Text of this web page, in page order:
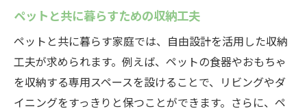
ペットと共に暮らすための収納工夫
ペットと共に暮らす家庭では、自由設計を活用した収納
工夫が求められます。例えば、ペットの食器やおもちゃ
を収納する専用スペースを設けることで、リビングやダ
イニングをすっきりと保つことができます。さらに、ペ